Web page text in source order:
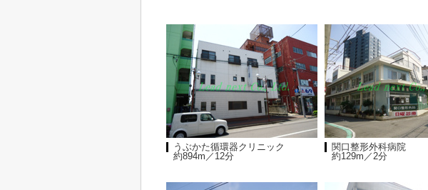
うぶかた循環器クリニック
約894m／12分
関口整形外科病院
約129m／2分